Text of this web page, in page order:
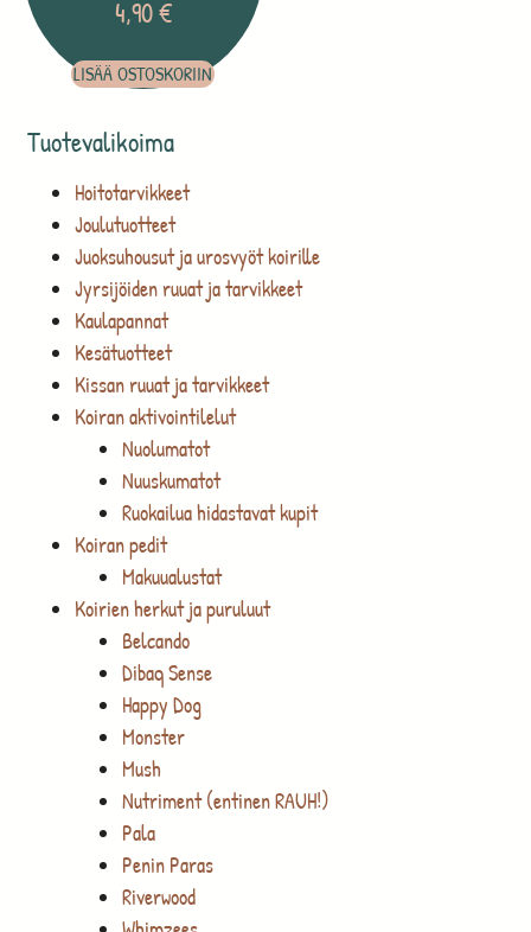
Tuotevalikoima
Hoitotarvikkeet
Joulutuotteet
Juoksuhousut ja urosvyöt koirille
Jyrsijöiden ruuat ja tarvikkeet
Kaulapannat
Kesätuotteet
Kissan ruuat ja tarvikkeet
Koiran aktivointilelut
Nuolumatot
Nuuskumatot
Ruokailua hidastavat kupit
Koiran pedit
Makuualustat
Koirien herkut ja puruluut
Belcando
Dibaq Sense
Happy Dog
Monster
Mush
Nutriment (entinen RAUH!)
Pala
Penin Paras
Riverwood
4,90€
LISÄÄ OSTOSKORIIN